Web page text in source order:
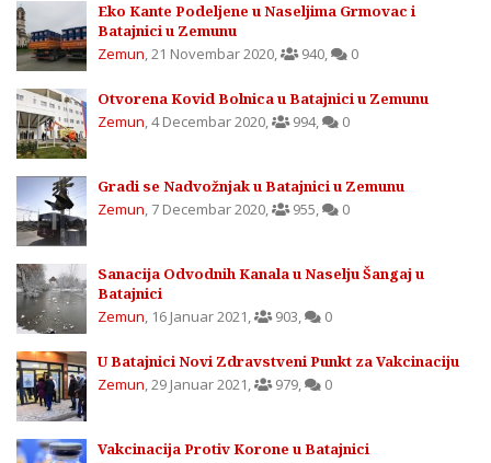
Eko Kante Podeljene u Naseljima Grmovac i
Batajnici u Zemunu
Zemun,21 Novembar 2020, 940, 0
Otvorena Kovid Bolnica u Batajnici u Zemunu
Zemun,4 Decembar 2020, 994, 0
Gradi se Nadvožnjak u Batajnici u Zemunu
Zemun, 7 Decembar 2020, 955, 0
Sanacija Odvodnih Kanala u Naselju Šangaj u
Batajnici
Zemun, 16 Januar 2021, 903, 0
U Batajnici Novi Zdravstveni Punkt za Vakcinaciju
Zemun,29 Januar 2021, 979, 0
Vakcinacija Protiv Korone u Batajnici